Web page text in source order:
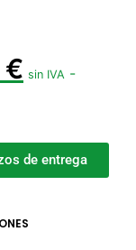
€ sin IVA -
de entrega